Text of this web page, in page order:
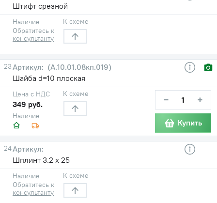
Штифт срезной
Наличие
Обратитесь к
консультанту
К схеме
23
(А.10.01.08кп.019)
Шайба d=10 плоская
Наличие
Цена с НДС
349 руб.
К схеме − +
Купить
24
Шплинт 3.2 х 25
Наличие
Обратитесь к
консультанту
К схеме